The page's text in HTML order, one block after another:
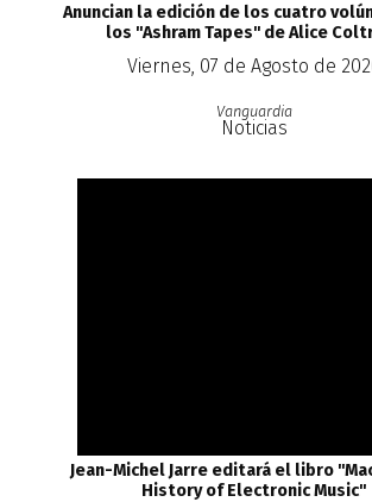
Anuncian la edición de los cuatro
los ''Ashram Tapes'' de Alice
Viernes, 07 de Agosto de
Vanguardia
Noticias
Jean-Michel Jarre editará el libro
History of Electronic Music''